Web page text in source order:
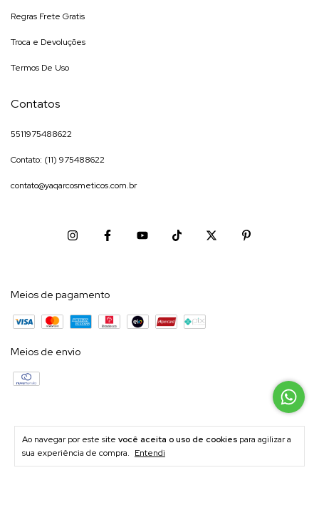
Ao navegar por este site você aceita o uso de cookies para agilizar a
sua experiência de compra. Entendi
Regras Frete Gratis
Troca e Devoluções
Termos De Uso
Contatos
5511975488622
Contato: (11) 975488622
contato@yaqarcosmeticos.com.br
Meios de pagamento
Meios de envio